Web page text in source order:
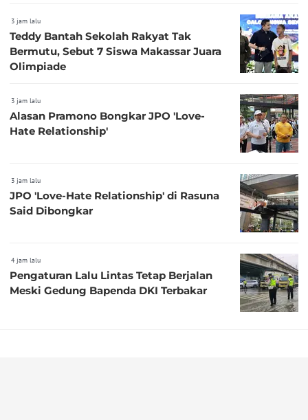
3 jam lalu
Teddy Bantah Sekolah Rakyat Tak
Bermutu, Sebut 7 Siswa Makassar Juara
Olimpiade
3 jam lalu
Alasan Pramono Bongkar JPO 'Love-
Hate Relationship'
3 jam lalu
JPO 'Love-Hate Relationship' di Rasuna
Said Dibongkar
4 jam lalu
Pengaturan Lalu Lintas Tetap Berjalan
Meski Gedung Bapenda DKI Terbakar